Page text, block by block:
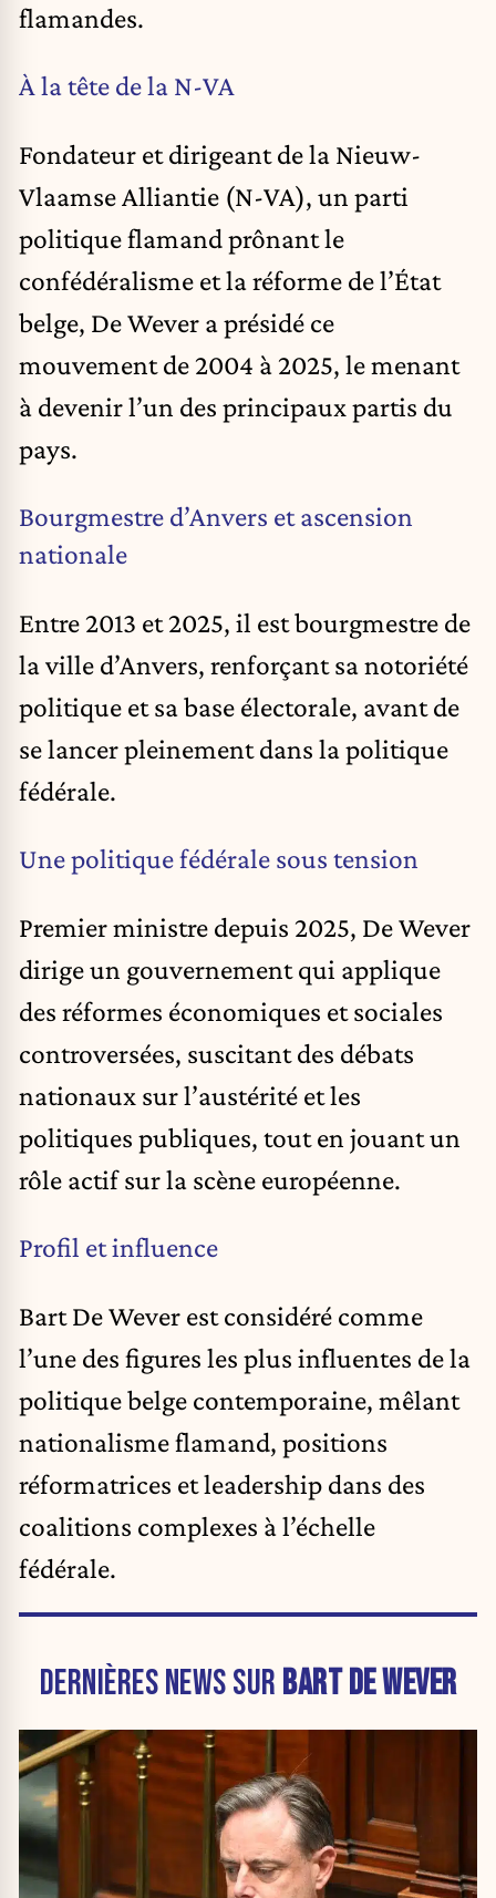
flamandes.
À la tête de la N-VA
Fondateur et dirigeant de la Nieuw-
Vlaamse Alliantie (N-VA), un parti
politique flamand prônant le
confédéralisme et la réforme de l’État
belge, De Wever a présidé ce
mouvement de 2004 à 2025, le menant
à devenir l’un des principaux partis du
pays.
Bourgmestre d’Anvers et ascension
nationale
Entre 2013 et 2025, il est bourgmestre de
la ville d’Anvers, renforçant sa notoriété
politique et sa base électorale, avant de
se lancer pleinement dans la politique
fédérale.
Une politique fédérale sous tension
Premier ministre depuis 2025, De Wever
dirige un gouvernement qui applique
des réformes économiques et sociales
controversées, suscitant des débats
nationaux sur l’austérité et les
politiques publiques, tout en jouant un
rôle actif sur la scène européenne.
Profil et influence
Bart De Wever est considéré comme
l’une des figures les plus influentes de la
politique belge contemporaine, mêlant
nationalisme flamand, positions
réformatrices et leadership dans des
coalitions complexes à l’échelle
fédérale.
DERNIÈRES NEWS SUR BART DE WEVER